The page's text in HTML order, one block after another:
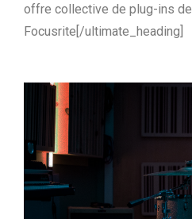
offre collective de plug-ins de
Focusrite [/ultimate_heading]